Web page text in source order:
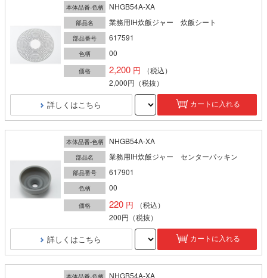
本体品番-色柄 NHGB54A-XA
部品名 業務用IH炊飯ジャー 炊飯シート
部品番号 617591
色柄 00
価格 2,200
（税込）
2,000円 （税抜）
詳しくはこちら カートに入れる
本体品番-色柄 NHGB54A-XA
部品名 業務用IH炊飯ジャー センターパッキン
部品番号 617901
色柄 00
価格 220
（税込）
200円 （税抜）
詳しくはこちら カートに入れる
本体品番-色柄 NHGB54A-XA